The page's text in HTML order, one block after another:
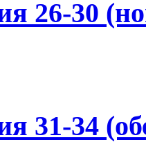
26-30
31-34